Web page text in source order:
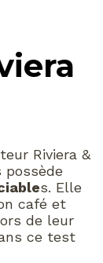
Riviera &
possède
s. Elle
café et
de leur
ce test